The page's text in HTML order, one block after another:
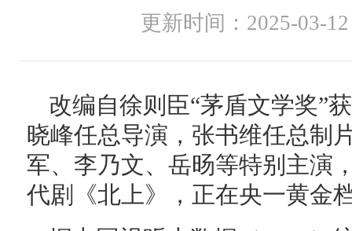
更新时间：2025-03-12
改编自徐则臣“茅盾文学奖”
晓峰任总导演，张书维任总制
军、李乃文、岳旸等特别主演
代剧《北上》，正在央一黄金